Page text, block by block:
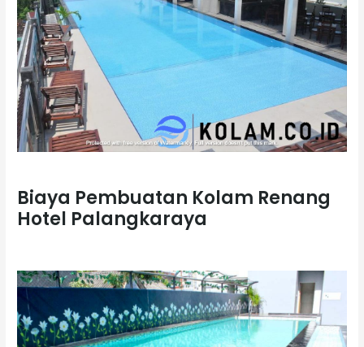
Biaya Pembuatan Kolam Renang
Hotel Palangkaraya